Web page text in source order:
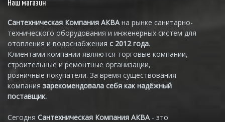
Наш магазин
Сантехническая Компания АКВАна рынке санитарно-
технического оборудования и инженерных систем для
отопления и водоснабжения с 2012 года.
Клиентами компании являются торговые компании,
строительные и ремонтные организации,
розничные покупатели. За время существования
компания зарекомендовала себя как надёжный
поставщик.
Сегодня Сантехническая Компания АКВА - это